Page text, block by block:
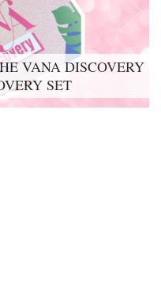
VANA DISCOVERY
SET